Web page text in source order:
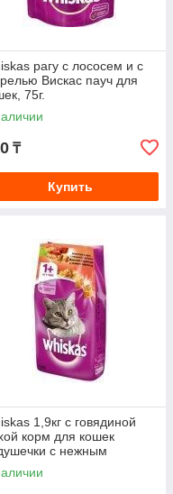
рагу с лососем и с
Вискас пауч для
75г.
₸
Купить
1,9кг с говядиной
корм для кошек
с нежным
(Вискас)